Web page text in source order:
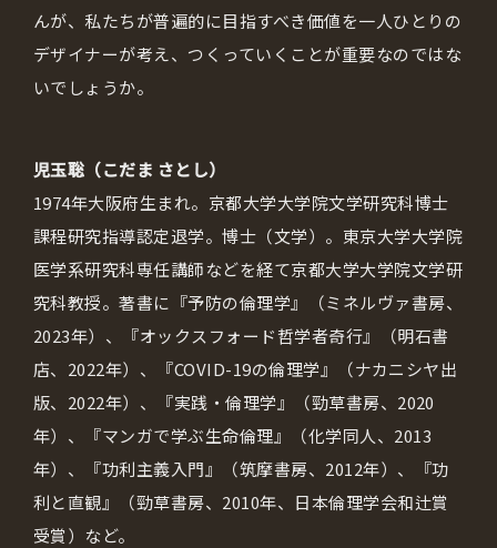
んが、私たちが普遍的に目指すべき価値を一人ひとりの
デザイナーが考え、つくっていくことが重要なのではな
いでしょうか。
児玉聡（こだま さとし）
1974年大阪府生まれ。京都大学大学院文学研究科博士
課程研究指導認定退学。博士（文学）。東京大学大学院
医学系研究科専任講師などを経て京都大学大学院文学研
究科教授。著書に『予防の倫理学』（ミネルヴァ書房、
2023年）、『オックスフォード哲学者奇行』（明石書
店、2022年）、『COVID-19の倫理学』（ナカニシヤ出
版、2022年）、『実践・倫理学』（勁草書房、2020
年）、『マンガで学ぶ生命倫理』（化学同人、2013
年）、『功利主義入門』（筑摩書房、2012年）、『功
利と直観』（勁草書房、2010年、日本倫理学会和辻賞
受賞）など。